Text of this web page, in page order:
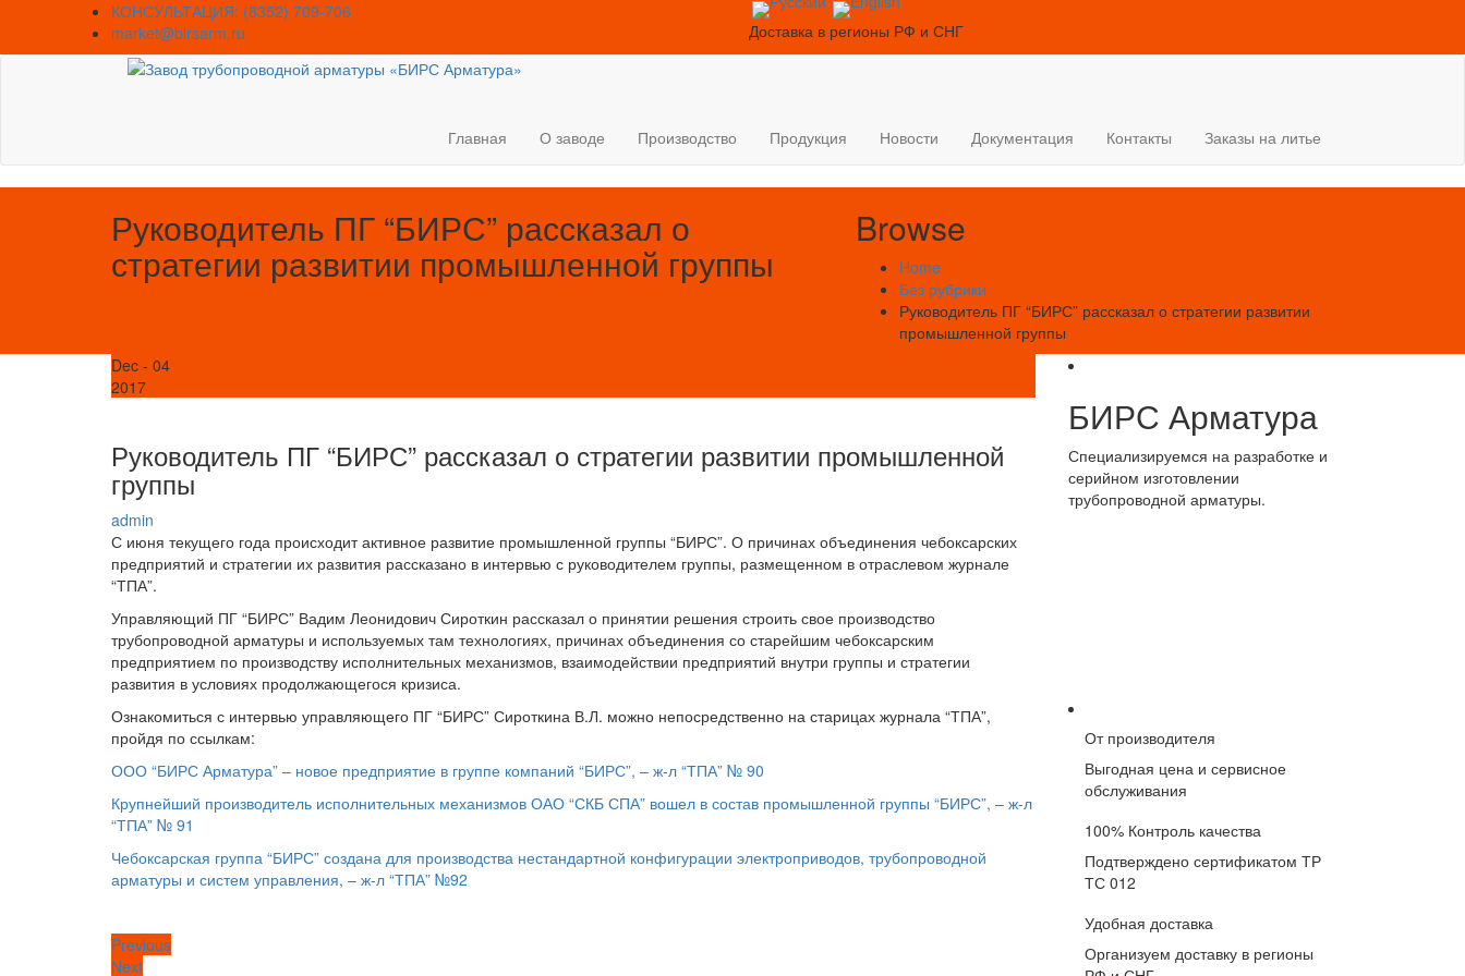
content
КОНСУЛЬТАЦИЯ: (8352) 709-706
market@birsarm.ru
Доставка в регионы РФ и СНГ
Главная О заводе Производство Продукция Новости Документация Контакты Заказы на литье
Руководитель ПГ “БИРС” рассказал о
стратегии развитии промышленной группы
Browse
Home
Без рубрики
Руководитель ПГ “БИРС” рассказал о стратегии развитии
промышленной группы
Dec - 04
2017
Руководитель ПГ “БИРС” рассказал о стратегии развитии промышленной
группы
admin
С июня текущего года происходит активное развитие промышленной группы “БИРС”. О причинах объединения чебоксарских
предприятий и стратегии их развития рассказано в интервью с руководителем группы, размещенном в отраслевом журнале
“ТПА”.
Управляющий ПГ “БИРС” Вадим Леонидович Сироткин рассказал о принятии решения строить свое производство
трубопроводной арматуры и используемых там технологиях, причинах объединения со старейшим чебоксарским
предприятием по производству исполнительных механизмов, взаимодействии предприятий внутри группы и стратегии
развития в условиях продолжающегося кризиса.
Ознакомиться с интервью управляющего ПГ “БИРС” Сироткина В.Л. можно непосредственно на старицах журнала “ТПА”,
пройдя по ссылкам:
ООО “БИРС Арматура” – новое предприятие в группе компаний “БИРС”, – ж-л “ТПА” № 90
Крупнейший производитель исполнительных механизмов ОАО “СКБ СПА” вошел в состав промышленной группы “БИРС”, – ж-л
“ТПА” № 91
Чебоксарская группа “БИРС” создана для производства нестандартной конфигурации электроприводов, трубопроводной
арматуры и систем управления, – ж-л “ТПА” №92
Previous
Next
БИРС Арматура
Специализируемся на разработке и
серийном изготовлении
трубопроводной арматуры.
От производителя
Выгодная цена и сервисное
обслуживания
100% Контроль качества
Подтверждено сертификатом ТР
ТС 012
Удобная доставка
Организуем доставку в регионы